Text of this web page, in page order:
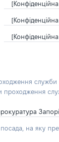
служби
проходження
на яку